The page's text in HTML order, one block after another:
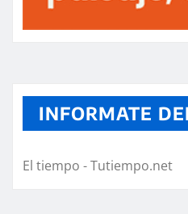
INFORMATE
El tiempo - Tutiempo.net